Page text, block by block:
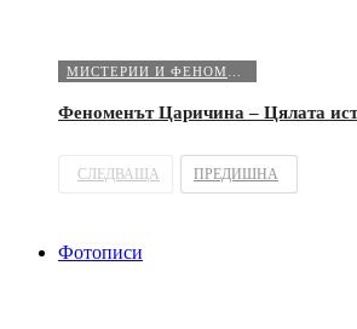
Феноменът Царичина – Цялата
СЛЕДВАЩА ПРЕДИШНА
Фотописи